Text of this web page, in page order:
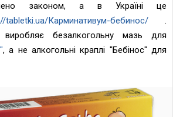
законом, а в Україні це
tabletki.ua/Карминативум-бебинос/ .
виробляє безалкогольну мазь для
, а не алкогольні краплі "Бебінос" для